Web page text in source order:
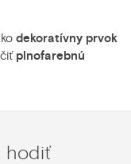
dekoratívny prvok
plnofarebnú
hodiť